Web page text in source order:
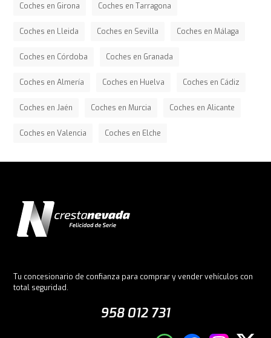
Coches en Girona Coches en Tarragona
Coches en Lleida Coches en Sevilla Coches en Málaga
Coches en Córdoba Coches en Granada
Coches en Almería Coches en Huelva Coches en Cádiz
Coches en Jaén Coches en Murcia Coches en Alicante
Coches en Valencia Coches en Elche
Tu concesionario de confianza para comprar y vender vehículos con
total seguridad.
958 012 731